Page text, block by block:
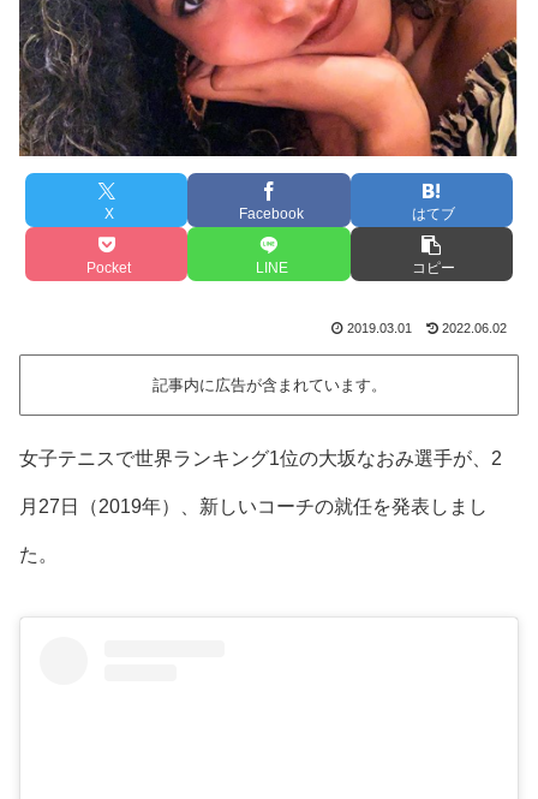
X Facebook はてブ
Pocket LINE コピー
2019.03.01 2022.06.02
記事内に広告が含まれています。
女子テニスで世界ランキング1位の大坂なおみ選手が、2
月27日（2019年）、 新しいコーチの就任を発表しまし
た。